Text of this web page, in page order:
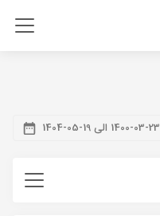
1400-03-23 الی 19-05-1404